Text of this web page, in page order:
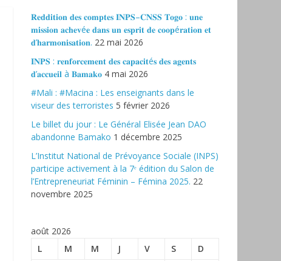
𝐑𝐞𝐝𝐝𝐢𝐭𝐢𝐨𝐧 𝐝𝐞𝐬 𝐜𝐨𝐦𝐩𝐭𝐞𝐬 𝐈𝐍𝐏𝐒–𝐂𝐍𝐒𝐒 𝐓𝐨𝐠𝐨 : 𝐮𝐧𝐞
𝐦𝐢𝐬𝐬𝐢𝐨𝐧 𝐚𝐜𝐡𝐞𝐯é𝐞 𝐝𝐚𝐧𝐬 𝐮𝐧 𝐞𝐬𝐩𝐫𝐢𝐭 𝐝𝐞 𝐜𝐨𝐨𝐩é𝐫𝐚𝐭𝐢𝐨𝐧 𝐞𝐭
𝐝’𝐡𝐚𝐫𝐦𝐨𝐧𝐢𝐬𝐚𝐭𝐢𝐨𝐧. 22 mai 2026
𝐈𝐍𝐏𝐒 : 𝐫𝐞𝐧𝐟𝐨𝐫𝐜𝐞𝐦𝐞𝐧𝐭 𝐝𝐞𝐬 𝐜𝐚𝐩𝐚𝐜𝐢𝐭é𝐬 𝐝𝐞𝐬 𝐚𝐠𝐞𝐧𝐭𝐬
𝐝’𝐚𝐜𝐜𝐮𝐞𝐢𝐥 à 𝐁𝐚𝐦𝐚𝐤𝐨 4 mai 2026
#Mali : #Macina : Les enseignants dans le
viseur des terroristes 5 février 2026
‎Le billet du jour : Le Général Elisée Jean DAO
abandonne Bamako 1 décembre 2025
L’Institut National de Prévoyance Sociale (INPS)
participe activement à la 7ᵉ édition du Salon de
l’Entrepreneuriat Féminin – Fémina 2025. 22
novembre 2025
août 2026
L
M M J V S D